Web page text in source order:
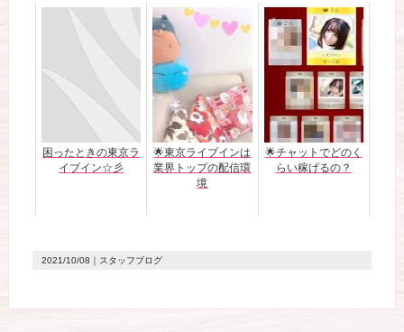
困ったときの東京ラ
イブイン☆彡
🌟東京ライブインは
業界トップの配信環
境
🌟チャットでどのく
らい稼げるの？
2021/10/08 ｜スタッフブログ